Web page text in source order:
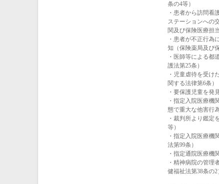
条の4等）
・患者から訪問看
ステーションへの
関及び保険医療担
・患者が不正行為
知（保険薬局及び
・医師等による都
護法第25条）
・児童虐待を受け
関する法律第6条）
・要保護児童を発
・指定入院医療機
態で重大な他害行
・裁判所より鑑定
等）
・指定入院医療機
法第99条）
・指定通院医療機
・精神病院の管理
健福祉法第38条の2